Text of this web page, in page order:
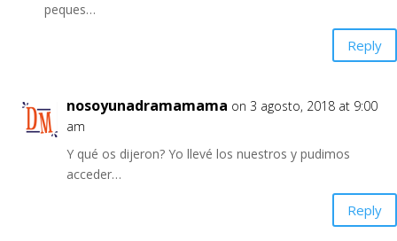
peques…
Reply
nosoyunadramamama on 3 agosto, 2018 at 9:00
am
Y qué os dijeron? Yo llevé los nuestros y pudimos
acceder…
Reply